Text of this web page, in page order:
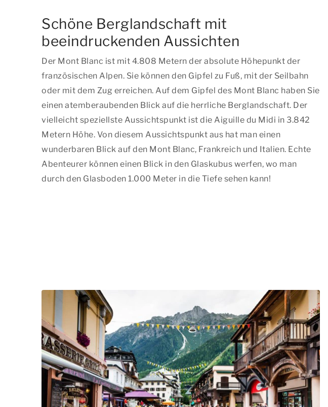
Schöne Berglandschaft mit
beeindruckenden Aussichten
Der Mont Blanc ist mit 4.808 Metern der absolute Höhepunkt der
französischen Alpen. Sie können den Gipfel zu Fuß, mit der Seilbahn
oder mit dem Zug erreichen. Auf dem Gipfel des Mont Blanc haben Sie
einen atemberaubenden Blick auf die herrliche Berglandschaft. Der
vielleicht speziellste Aussichtspunkt ist die Aiguille du Midi in 3.842
Metern Höhe. Von diesem Aussichtspunkt aus hat man einen
wunderbaren Blick auf den Mont Blanc, Frankreich und Italien. Echte
Abenteurer können einen Blick in den Glaskubus werfen, wo man
durch den Glasboden 1.000 Meter in die Tiefe sehen kann!